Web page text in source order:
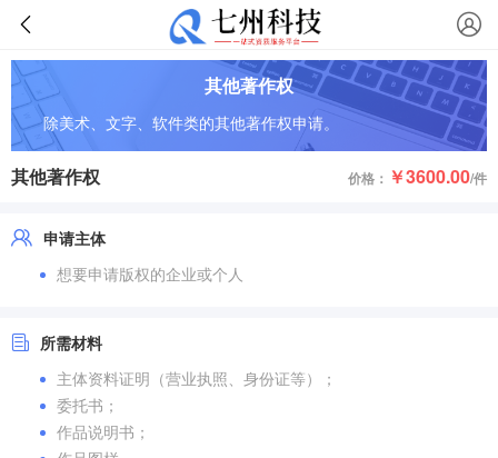
其他著作权
除美术、文字、软件类的其他著作权申请。
其他著作权 价格： ￥3600.00/件
申请主体
想要申请版权的企业或个人
所需材料
主体资料证明（营业执照、身份证等）；
委托书；
作品说明书；